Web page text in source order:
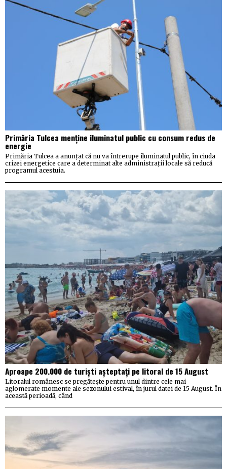
Primăria Tulcea menține iluminatul public cu consum redus de
energie
Primăria Tulcea a anunțat că nu va întrerupe iluminatul public, în ciuda
crizei energetice care a determinat alte administrații locale să reducă
programul acestuia.
Aproape 200.000 de turiști așteptați pe litoral de 15 August
Litoralul românesc se pregătește pentru unul dintre cele mai
aglomerate momente ale sezonului estival, în jurul datei de 15 August. În
această perioadă, când